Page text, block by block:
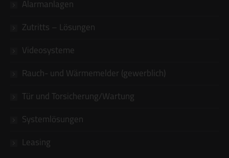
Alarmanlagen
Zutritts – Lösungen
Videosysteme
Rauch- und Wärmemelder (gewerblich)
Tür und Torsicherung/Wartung
Systemlösungen
Leasing